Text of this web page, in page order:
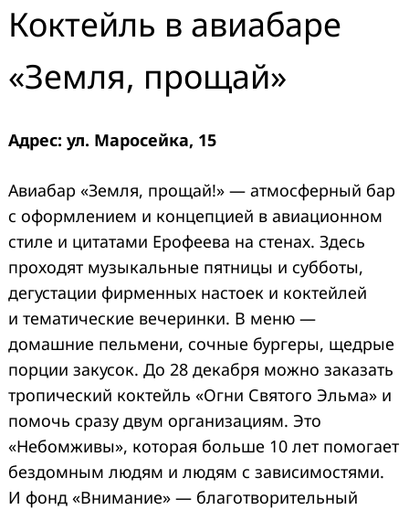
Коктейль в авиабаре
«Земля, прощай»
Адрес: ул. Маросейка, 15
Авиабар «Земля, прощай!» — атмосферный бар
с оформлением и концепцией в авиационном
стиле и цитатами Ерофеева на стенах. Здесь
проходят музыкальные пятницы и субботы,
дегустации фирменных настоек и коктейлей
и тематические вечеринки. В меню —
домашние пельмени, сочные бургеры, щедрые
порции закусок. До 28 декабря можно заказать
тропический коктейль «Огни Святого Эльма» и
помочь сразу двум организациям. Это
«Небомживы», которая больше 10 лет помогает
бездомным людям и людям с зависимостями.
И фонд «Внимание» — благотворительный